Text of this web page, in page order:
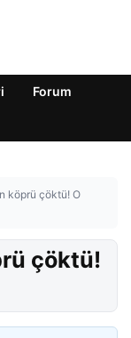
Forum
köprü çöktü! O
çöktü!